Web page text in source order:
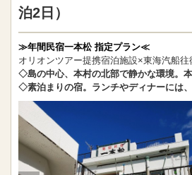
泊2日）
≫年間民宿一本松 指定プラン≪
オリオンツアー提携宿泊施設×東海汽船往
◇島の中心、本村の北部で静かな環境。
◇素泊まりの宿。ランチやディナーには